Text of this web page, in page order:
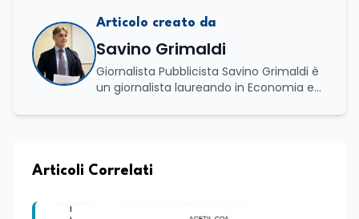
Articolo creato da
Savino Grimaldi
Giornalista Pubblicista Savino Grimaldi è
un giornalista laureando in Economia e
maturata nel settore della formazione.
professionale, distinguendosi per una
legano istruzione, occupazione e
Articoli Correlati